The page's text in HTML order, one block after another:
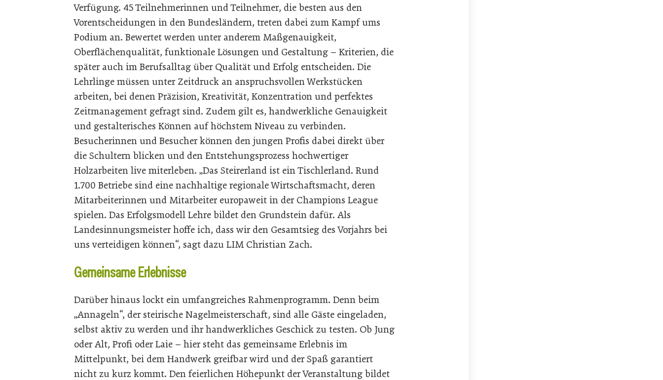
Verfügung. 45 Teilnehmerinnen und Teilnehmer, die besten aus den
Vorentscheidungen in den Bundesländern, treten dabei zum Kampf ums
Podium an. Bewertet werden unter anderem Maßgenauigkeit,
Oberflächenqualität, funktionale Lösungen und Gestaltung – Kriterien, die
später auch im Berufsalltag über Qualität und Erfolg entscheiden. Die
Lehrlinge müssen unter Zeitdruck an anspruchsvollen Werkstücken
arbeiten, bei denen Präzision, Kreativität, Konzentration und perfektes
Zeitmanagement gefragt sind. Zudem gilt es, handwerkliche Genauigkeit
und gestalterisches Können auf höchstem Niveau zu verbinden.
Besucherinnen und Besucher können den jungen Profis dabei direkt über
die Schultern blicken und den Entstehungsprozess hochwertiger
Holzarbeiten live miterleben. „Das Steirerland ist ein Tischlerland. Rund
1.700 Betriebe sind eine nachhaltige regionale Wirtschaftsmacht, deren
Mitarbeiterinnen und Mitarbeiter europaweit in der Champions League
spielen. Das Erfolgsmodell Lehre bildet den Grundstein dafür. Als
Landesinnungsmeister hoffe ich, dass wir den Gesamtsieg des Vorjahrs bei
uns verteidigen können“, sagt dazu LIM Christian Zach.
Gemeinsame Erlebnisse
Darüber hinaus lockt ein umfangreiches Rahmenprogramm. Denn beim
„Annageln“, der steirische Nagelmeisterschaft, sind alle Gäste eingeladen,
selbst aktiv zu werden und ihr handwerkliches Geschick zu testen. Ob Jung
oder Alt, Profi oder Laie – hier steht das gemeinsame Erlebnis im
Mittelpunkt, bei dem Handwerk greifbar wird und der Spaß garantiert
nicht zu kurz kommt. Den feierlichen Höhepunkt der Veranstaltung bildet